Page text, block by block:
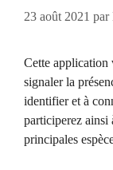
23 août 2021 par
Cette application
signaler la
identifier et à
participerez ainsi
principales